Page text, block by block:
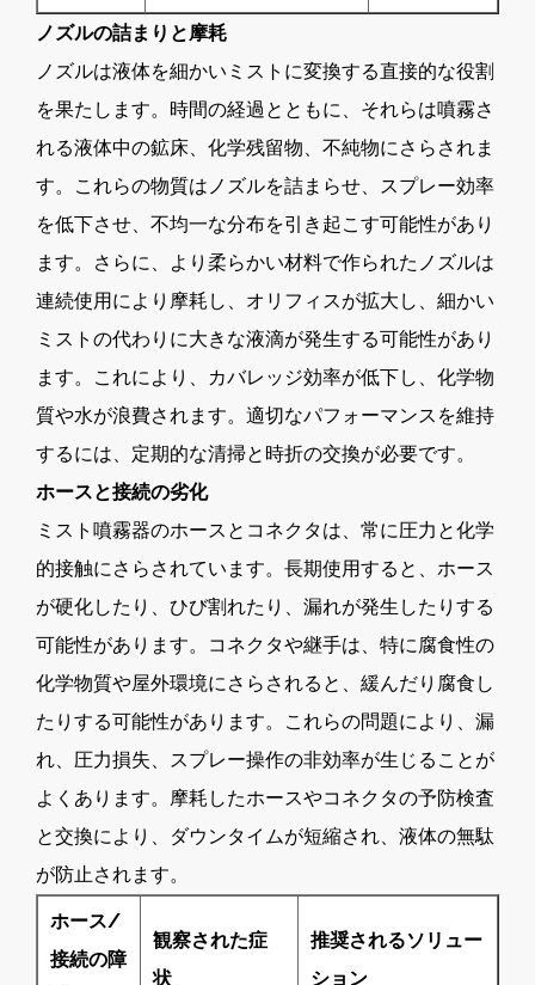
ノズルの詰まりと摩耗
ノズルは液体を細かいミストに変換する直接的な役割
を果たします。時間の経過とともに、それらは噴霧さ
れる液体中の鉱床、化学残留物、不純物にさらされま
す。これらの物質はノズルを詰まらせ、スプレー効率
を低下させ、不均一な分布を引き起こす可能性があり
ます。さらに、より柔らかい材料で作られたノズルは
連続使用により摩耗し、オリフィスが拡大し、細かい
ミストの代わりに大きな液滴が発生する可能性があり
ます。これにより、カバレッジ効率が低下し、化学物
質や水が浪費されます。適切なパフォーマンスを維持
するには、定期的な清掃と時折の交換が必要です。
ホースと接続の劣化
ミスト噴霧器のホースとコネクタは、常に圧力と化学
的接触にさらされています。長期使用すると、ホース
が硬化したり、ひび割れたり、漏れが発生したりする
可能性があります。コネクタや継手は、特に腐食性の
化学物質や屋外環境にさらされると、緩んだり腐食し
たりする可能性があります。これらの問題により、漏
れ、圧力損失、スプレー操作の非効率が生じることが
よくあります。摩耗したホースやコネクタの予防検査
と交換により、ダウンタイムが短縮され、液体の無駄
が防止されます。
ホース/
接続の障
観察された症
状
推奨されるソリュー
ション